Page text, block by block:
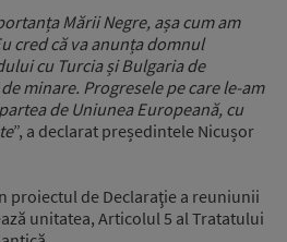
Mării Negre, așa cum am
cred că va anunța domnul
cu Turcia și Bulgaria de
minare. Progresele pe care le-am
de Uniunea Europeană, cu
”, a declarat președintele Nicușor
proiectul de Declaraţie a reuniunii
unitatea, Articolul 5 al Tratatului